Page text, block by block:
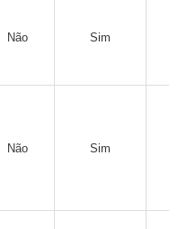
Não Sim
Não Sim